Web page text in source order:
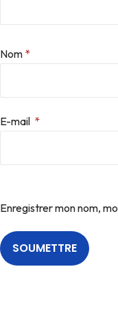
Nom *
E-mail *
Enregistrer mon nom,